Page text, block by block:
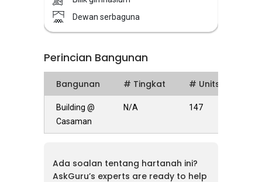
Dewan serbaguna
Perincian Bangunan
Bangunan # Tingkat # Units
Building @
Casaman
N/A 147
Ada soalan tentang hartanah ini?
AskGuru’s experts are ready to help